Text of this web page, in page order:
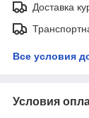
Доставка
Все условия
Условия